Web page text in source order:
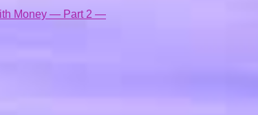
Money — Part 2 —